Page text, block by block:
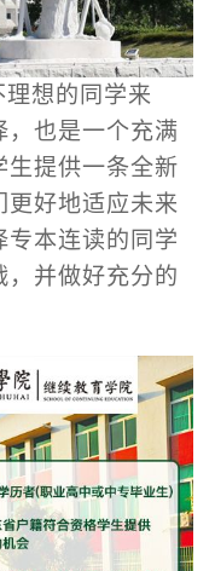
想的同学来
，也是一个充满
生提供一条全新
更好地适应未来
专本连读的同学
，并做好充分的